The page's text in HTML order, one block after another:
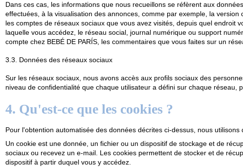
Dans ces cas, les informations que nous recueillons se réfèrent aux
effectuées, à la visualisation des annonces, comme par exemple, la
les comptes de réseaux sociaux que vous avez visités, depuis quel endroit
laquelle vous accédez, le réseau social, journal numérique ou support
compte chez BEBÉ DE PARÍS, les commentaires que vous faites sur un
3.3. Données des réseaux sociaux
Sur les réseaux sociaux, nous avons accès aux profils sociaux des
niveau de confidentialité que chaque utilisateur a défini sur chaque
4. Qu'est-ce que les cookies ?
Pour l'obtention automatisée des données décrites ci-dessus, nous
Un cookie est une donnée, un fichier ou un dispositif de stockage et de
sociaux ou recevez un e-mail. Les cookies permettent de stocker et de
dispositif à partir duquel vous y accédez.